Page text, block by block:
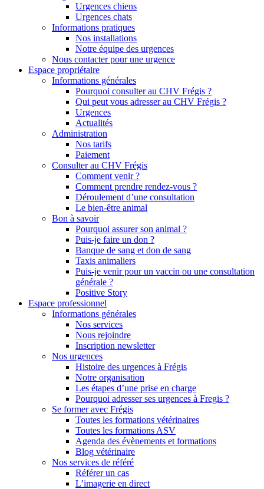
Urgences chiens
Urgences chats
Informations pratiques
Nos installations
Notre équipe des urgences
Nous contacter pour une urgence
Espace propriétaire
Informations générales
Pourquoi consulter au CHV Frégis ?
Qui peut vous adresser au CHV Frégis ?
Urgences
Actualités
Administration
Nos tarifs
Paiement
Consulter au CHV Frégis
Comment venir ?
Comment prendre rendez-vous ?
Déroulement d’une consultation
Le bien-être animal
Bon à savoir
Pourquoi assurer son animal ?
Puis-je faire un don ?
Banque de sang et don de sang
Taxis animaliers
Puis-je venir pour un vaccin ou une consultation
générale ?
Positive Story
Espace professionnel
Informations générales
Nos services
Nous rejoindre
Inscription newsletter
Nos urgences
Histoire des urgences à Frégis
Notre organisation
Les étapes d’une prise en charge
Pourquoi adresser ses urgences à Fregis ?
Se former avec Frégis
Toutes les formations vétérinaires
Toutes les formations ASV
Agenda des évènements et formations
Blog vétérinaire
Nos services de référé
Référer un cas
L’imagerie en direct